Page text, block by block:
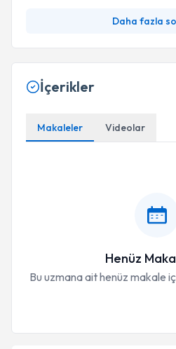
Daha fazla
İçerikler
Makaleler Videolar
Henüz
Bu uzmana ait henüz makale